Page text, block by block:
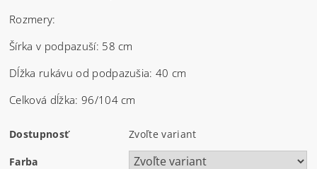
Rozmery:
Šírka v podpazuší: 58 cm
Dĺžka rukávu od podpazušia: 40 cm
Celková dĺžka: 96/104 cm
Dostupnosť Zvoľte variant
Farba